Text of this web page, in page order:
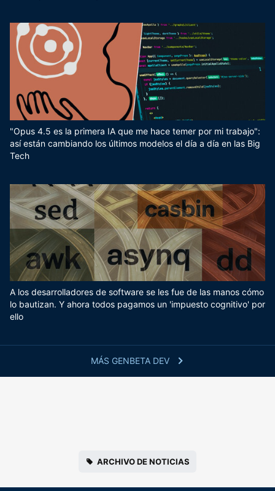
MÁS GENBETA DEV
"Opus 4.5 es la primera IA que me hace temer por mi trabajo":
así están cambiando los últimos modelos el día a día en las Big
Tech
A los desarrolladores de software se les fue de las manos cómo
lo bautizan. Y ahora todos pagamos un 'impuesto cognitivo' por
ello
ARCHIVO DE NOTICIAS